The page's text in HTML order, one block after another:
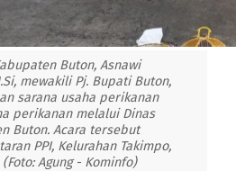
Buton, Asnawi
mewakili Pj. Bupati Buton,
sarana usaha perikanan
perikanan melalui Dinas
Buton. Acara tersebut
PPI, Kelurahan Takimpo,
Agung - Kominfo)